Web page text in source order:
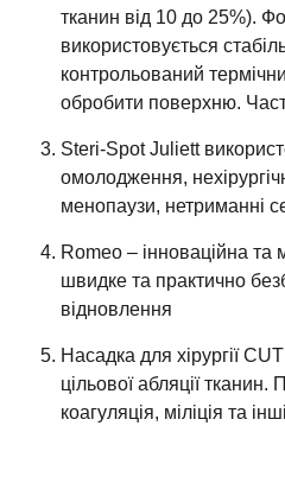
тканин від 10 до 25%).
використовується
контрольований
обробити поверхню.
Steri-Spot Juliett
омолодження,
менопаузи, нетриманні
Romeo – інноваційна та
швидке та практично
відновлення
Насадка для хірургії
цільової абляції
коагуляція, міліція та інші